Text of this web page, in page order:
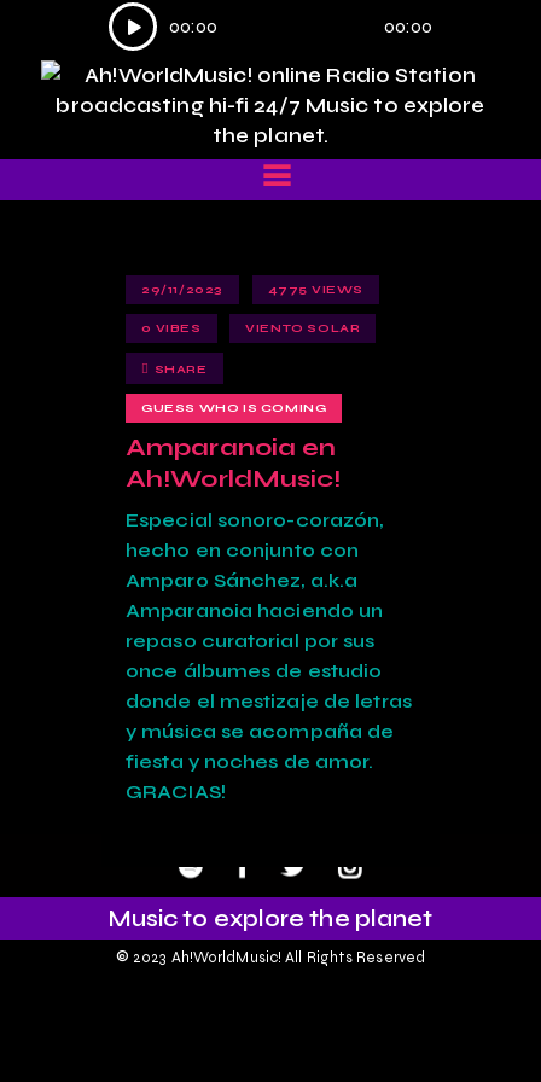
Reproductor
de
audio
00:00 00:00
29/11/2023 4775 VIEWS
0 VIBES VIENTO SOLAR
SHARE
GUESS WHO IS COMING
Amparanoia en
Ah!WorldMusic!
Especial sonoro-corazón,
hecho en conjunto con
Amparo Sánchez, a.k.a
Amparanoia haciendo un
repaso curatorial por sus
once álbumes de estudio
donde el mestizaje de letras
y música se acompaña de
fiesta y noches de amor.
GRACIAS!
Music to explore the planet
© 2023 Ah!WorldMusic! All Rights Reserved